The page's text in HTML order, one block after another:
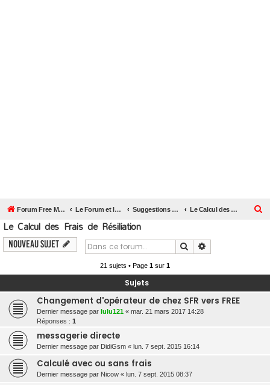
Forum Free Mobile Le Forum et le Site Free Mobile par TooSurToo Suggestions sur le site et le forum et les outils Le Calcul des Frais de Résiliation
Le Calcul des Frais de Résiliation
Nouveau sujet Rechercher
21 sujets • Page 1 sur 1
Sujets
Changement d'opérateur de chez SFR vers FREE
Dernier message par lulu121 « mar. 21 mars 2017 14:28
Réponses : 1
messagerie directe
Dernier message par DidiGsm « lun. 7 sept. 2015 16:14
Calculé avec ou sans frais
Dernier message par Nicow « lun. 7 sept. 2015 08:37